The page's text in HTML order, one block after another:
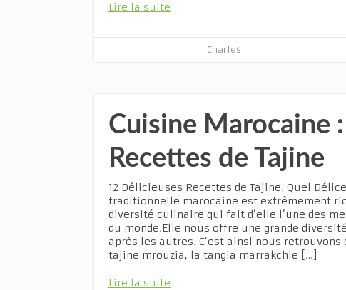
Lire la suite
Charles
Cuisine Marocaine
Recettes de Tajine
12 Délicieuses Recettes de Tajine. Quel
traditionnelle marocaine est extrêmement
diversité culinaire qui fait d’elle l’une des
du monde.Elle nous offre une grande
après les autres. C’est ainsi nous
tajine mrouzia, la tangia marrakchie […]
Lire la suite